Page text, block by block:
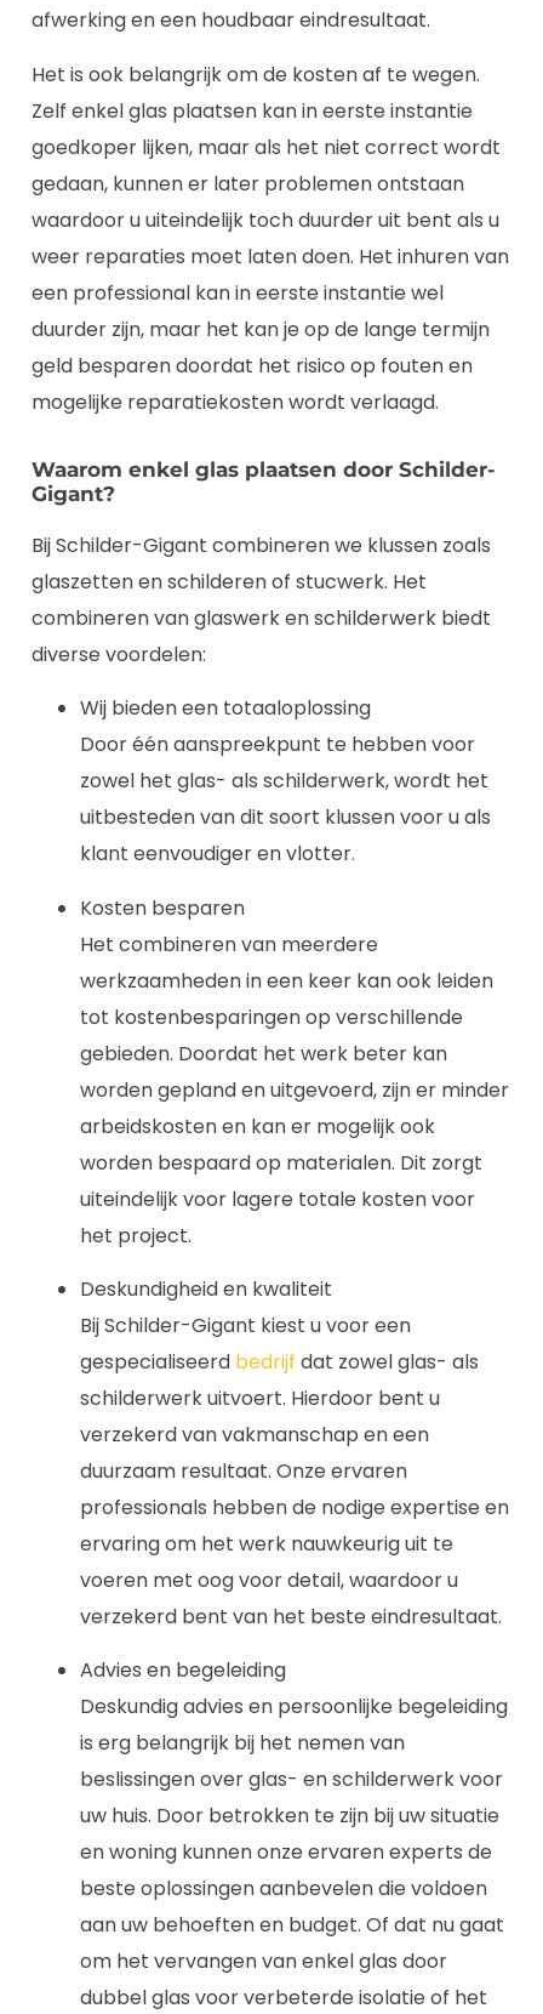
afwerking en een houdbaar eindresultaat.
Het is ook belangrijk om de kosten af te wegen.
Zelf enkel glas plaatsen kan in eerste instantie
goedkoper lijken, maar als het niet correct wordt
gedaan, kunnen er later problemen ontstaan
waardoor u uiteindelijk toch duurder uit bent als u
weer reparaties moet laten doen. Het inhuren van
een professional kan in eerste instantie wel
duurder zijn, maar het kan je op de lange termijn
geld besparen doordat het risico op fouten en
mogelijke reparatiekosten wordt verlaagd.
Waarom enkel glas plaatsen door Schilder-
Gigant?
Bij Schilder-Gigant combineren we klussen zoals
glaszetten en schilderen of stucwerk. Het
combineren van glaswerk en schilderwerk biedt
diverse voordelen:
Wij bieden een totaaloplossing
Door één aanspreekpunt te hebben voor
zowel het glas- als schilderwerk, wordt het
uitbesteden van dit soort klussen voor u als
klant eenvoudiger en vlotter.
Kosten besparen
Het combineren van meerdere
werkzaamheden in een keer kan ook leiden
tot kostenbesparingen op verschillende
gebieden. Doordat het werk beter kan
worden gepland en uitgevoerd, zijn er minder
arbeidskosten en kan er mogelijk ook
worden bespaard op materialen. Dit zorgt
uiteindelijk voor lagere totale kosten voor
het project.
Deskundigheid en kwaliteit
Bij Schilder-Gigant kiest u voor een
gespecialiseerd bedrijf dat zowel glas- als
schilderwerk uitvoert. Hierdoor bent u
verzekerd van vakmanschap en een
duurzaam resultaat. Onze ervaren
professionals hebben de nodige expertise en
ervaring om het werk nauwkeurig uit te
voeren met oog voor detail, waardoor u
verzekerd bent van het beste eindresultaat.
Advies en begeleiding
Deskundig advies en persoonlijke begeleiding
is erg belangrijk bij het nemen van
beslissingen over glas- en schilderwerk voor
uw huis. Door betrokken te zijn bij uw situatie
en woning kunnen onze ervaren experts de
beste oplossingen aanbevelen die voldoen
aan uw behoeften en budget. Of dat nu gaat
om het vervangen van enkel glas door
dubbel glas voor verbeterde isolatie of het